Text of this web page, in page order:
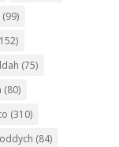
(99)
(75)
(80)
(310)
oddych (84)